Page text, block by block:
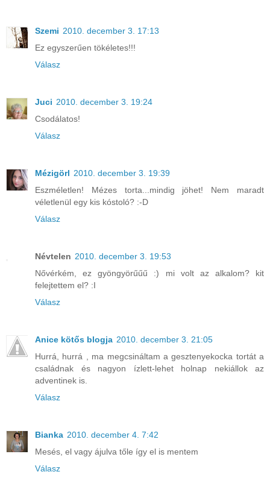
Szemi 2010. december 3. 17:13
Ez egyszerűen tökéletes!!!
Válasz
Juci 2010. december 3. 19:24
Csodálatos!
Válasz
Mézigörl 2010. december 3. 19:39
Eszméletlen! Mézes torta...mindig jöhet! Nem maradt
véletlenül egy kis kóstoló? :-D
Válasz
Névtelen 2010. december 3. 19:53
Nővérkém, ez gyöngyörűűű :) mi volt az alkalom? kit
felejtettem el? :I
Válasz
Anice kötős blogja 2010. december 3. 21:05
Hurrá, hurrá , ma megcsináltam a gesztenyekocka tortát a
családnak és nagyon ízlett-lehet holnap nekiállok az
adventinek is.
Válasz
Bianka 2010. december 4. 7:42
Mesés, el vagy ájulva tőle így el is mentem
Válasz